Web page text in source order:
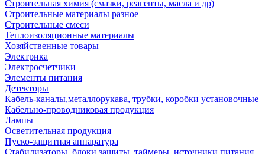
Строительная химия (смазки, реагенты, масла и др)
Строительные материалы разное
Строительные смеси
Теплоизоляционные материалы
Хозяйственные товары
Электрика
Электросчетчики
Элементы питания
Детекторы
Кабель-каналы,металлорукава, трубки, коробки установочные
Кабельно-проводниковая продукция
Лампы
Осветительная продукция
Пуско-защитная аппаратура
Стабилизаторы, блоки защиты, таймеры, источники питания